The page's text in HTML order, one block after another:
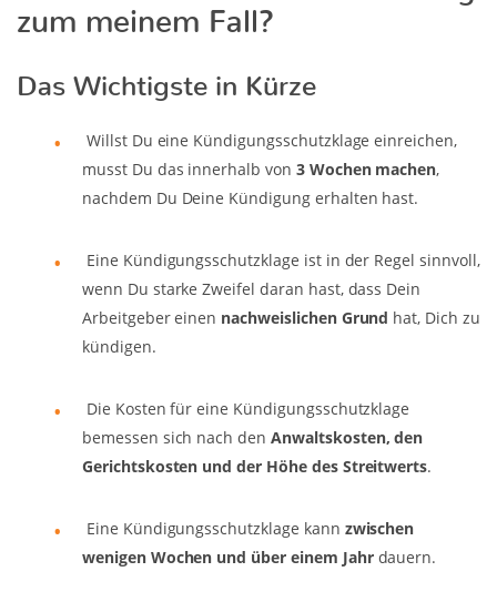
zum meinem Fall?
Das Wichtigste in Kürze
Willst Du eine Kündigungsschutzklage einreichen,
musst Du das innerhalb von 3 Wochen machen,
nachdem Du Deine Kündigung erhalten hast.
Eine Kündigungsschutzklage ist in der Regel sinnvoll,
wenn Du starke Zweifel daran hast, dass Dein
Arbeitgeber einen nachweislichen Grund hat, Dich zu
kündigen.
Die Kosten für eine Kündigungsschutzklage
bemessen sich nach denAnwaltskosten, den
Gerichtskosten und der Höhe des Streitwerts.
Eine Kündigungsschutzklage kann zwischen
wenigen Wochen und über einem Jahrdauern.